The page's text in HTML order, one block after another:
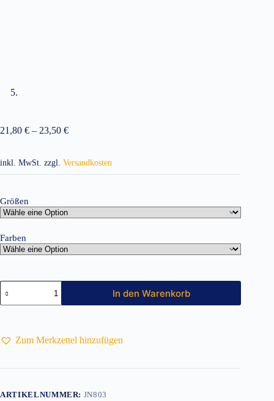
21,80 € – 23,50 €
inkl. MwSt. zzgl. Versandkosten
Größen
Farben
Workwear
Damen
Polo
In den Warenkorb
Zum Merkzettel hinzufügen
ARTIKELNUMMER: JN803